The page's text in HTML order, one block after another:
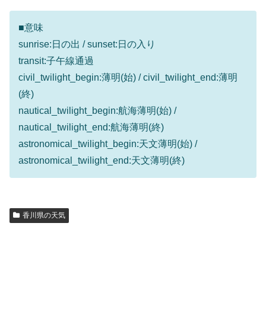
■意味
sunrise:日の出 / sunset:日の入り
transit:子午線通過
civil_twilight_begin:薄明(始) / civil_twilight_end:薄明
(終)
nautical_twilight_begin:航海薄明(始) /
nautical_twilight_end:航海薄明(終)
astronomical_twilight_begin:天文薄明(始) /
astronomical_twilight_end:天文薄明(終)
香川県の天気